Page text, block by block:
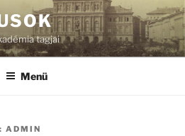
tagjai
Menü
ADMIN